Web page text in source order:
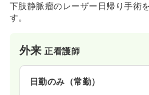
下肢静脈瘤のレーザー日帰り手術
す。
外来正看護師
日勤のみ（常勤）